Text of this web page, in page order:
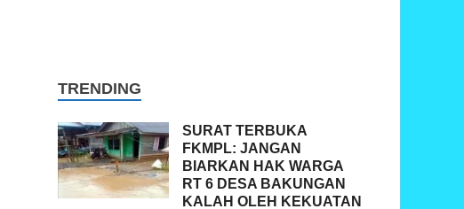
TRENDING
SURAT TERBUKA
FKMPL: JANGAN
BIARKAN HAK WARGA
RT 6 DESA BAKUNGAN
KALAH OLEH KEKUATAN